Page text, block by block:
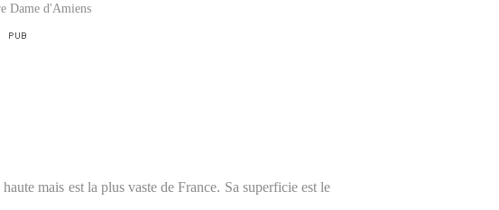
Dame d'Amiens
mais est la plus vaste de France. Sa superficie est le